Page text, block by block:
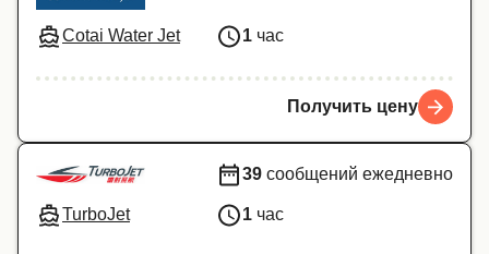
Cotai Water Jet 1 час
Получить цену
TurboJet
39 сообщений ежедневно
1 час